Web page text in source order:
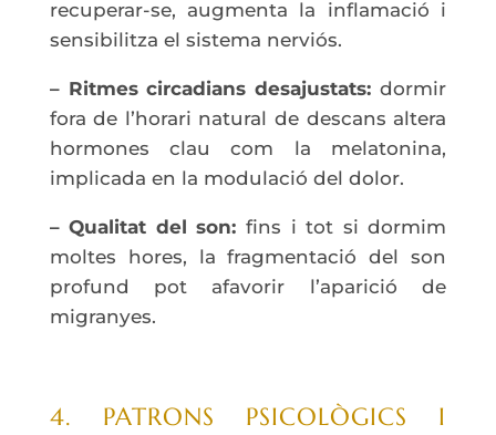
recuperar-se, augmenta la inflamació i
sensibilitza el sistema nerviós.
– Ritmes circadians desajustats:dormir
fora de l’horari natural de descans altera
hormones clau com la melatonina,
implicada en la modulació del dolor.
– Qualitat del son: fins i tot si dormim
moltes hores, la fragmentació del son
profund pot afavorir l’aparició de
migranyes.
4. PATRONS PSICOLÒGICS I